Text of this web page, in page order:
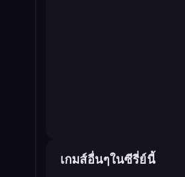
เกมส์อื่นๆในซีรี่ย์นี้